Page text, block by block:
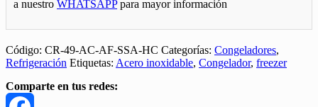
a nuestro WHATSAPPpara mayor información
Código: CR-49-AC-AF-SSA-HC Categorías: Congeladores,
Refrigeración Etiquetas: Acero inoxidable, Congelador, freezer
Comparte en tus redes: